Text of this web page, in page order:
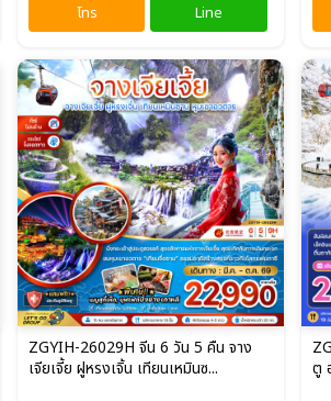
โทร Line
ZGYIH-26029H จีน 6 วัน 5 คืน จาง
เจียเจี้ย ฝูหรงเจิ้น เทียนเหมินซ...
ตู